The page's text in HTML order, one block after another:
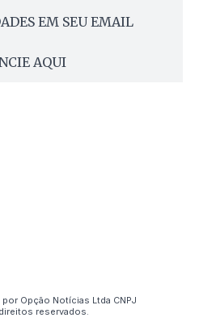
EM SEU EMAIL
AQUI
Opção Notícias Ltda CNPJ
reservados.